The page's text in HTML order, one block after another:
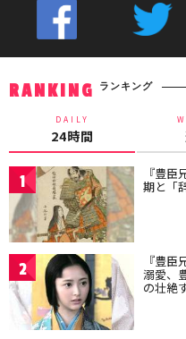
RANKING ランキング
DAILY
24時間
1 『豊
期と「
2 『豊
溺愛、
の壮絶